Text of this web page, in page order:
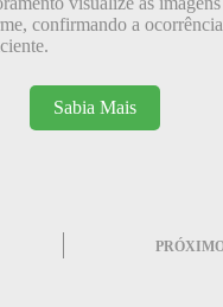
confirmando a
Sabia Mais